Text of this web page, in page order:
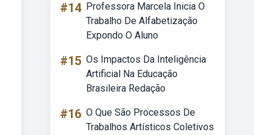
#14 Professora Marcela Inicia O
Trabalho De Alfabetização
Expondo O Aluno
#15 Os Impactos Da Inteligência
Artificial Na Educação
Brasileira Redação
#16 O Que São Processos De
Trabalhos Artísticos Coletivos